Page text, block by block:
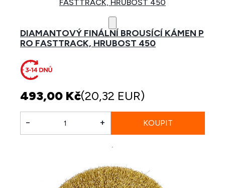
DIAMANTOVÝ FINÁLNÍ BROUSÍCÍ KÁMEN P
RO FASTTRACK, HRUBOST 450
493,00 Kč(20,32 EUR)
- +